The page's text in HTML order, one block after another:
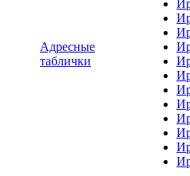
Адресные
таблички